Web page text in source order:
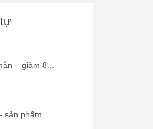
– giảm 8...
phẩm ...